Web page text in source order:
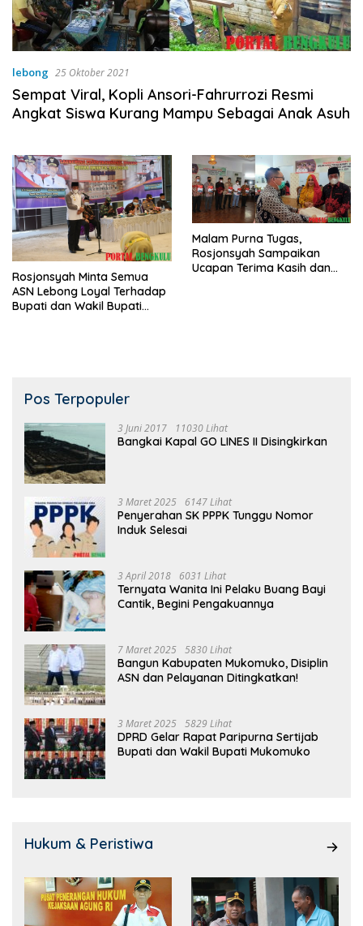
lebong 25 Oktober 2021
Sempat Viral, Kopli Ansori-Fahrurrozi Resmi
Angkat Siswa Kurang Mampu Sebagai Anak Asuh
Rosjonsyah Minta Semua
ASN Lebong Loyal Terhadap
Bupati dan Wakil Bupati
Malam Purna Tugas,
Rosjonsyah Sampaikan
Ucapan Terima Kasih dan
Pos Terpopuler
3 Juni 2017 11030 Lihat
Bangkai Kapal GO LINES II Disingkirkan
3 Maret 2025 6147 Lihat
Penyerahan SK PPPK Tunggu Nomor
Induk Selesai
3 April 2018 6031 Lihat
Ternyata Wanita Ini Pelaku Buang Bayi
Cantik, Begini Pengakuannya
7 Maret 2025 5830 Lihat
Bangun Kabupaten Mukomuko, Disiplin
ASN dan Pelayanan Ditingkatkan!
3 Maret 2025 5829 Lihat
DPRD Gelar Rapat Paripurna Sertijab
Bupati dan Wakil Bupati Mukomuko
Hukum & Peristiwa